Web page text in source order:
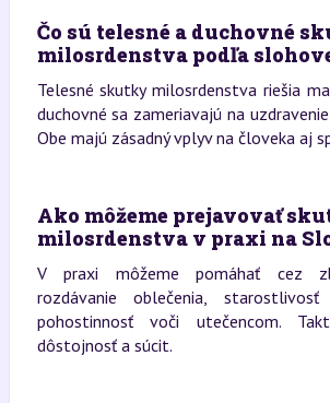
Čo sú telesné a duchovné
milosrdenstva podľa
Telesné skutky milosrdenstva riešia
duchovné sa zameriavajú na
Obe majú zásadný vplyv na človeka aj
Ako môžeme prejavovať
milosrdenstva v praxi na
V praxi môžeme pomáhať cez
rozdávanie oblečenia,
pohostinnosť voči utečencom.
dôstojnosť a súcit.